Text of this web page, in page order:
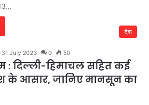
देश
31 July 2023 0 50
दिल्ली-हिमाचल सहित कई
के आसार, जानिए मानसून का